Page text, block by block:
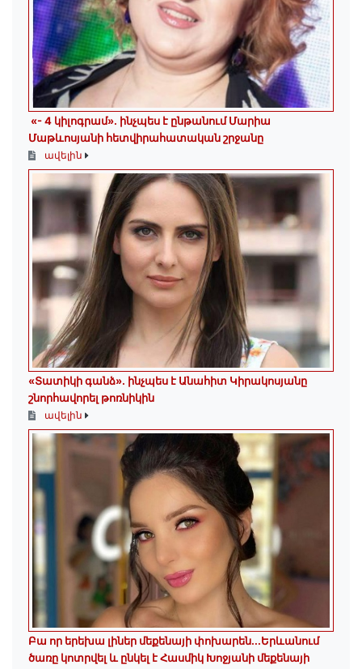
«- 4 կիլոգրամ». ինչպես է ընթանում Մարիա
Մաթևոսյանի հետվիրահատական շրջանը
ավելին
«Տատիկի գանձ». ինչպես է Անահիտ Կիրակոսյանը
շնորհավորել թոռնիկին
ավելին
Բա որ երեխա լիներ մեքենայի փոխարեն...Երևանում
ծառը կոտրվել և ընկել է Հասմիկ Խոջյանի մեքենայի